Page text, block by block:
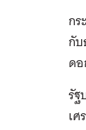
กร
กับ
ด
รั
เ